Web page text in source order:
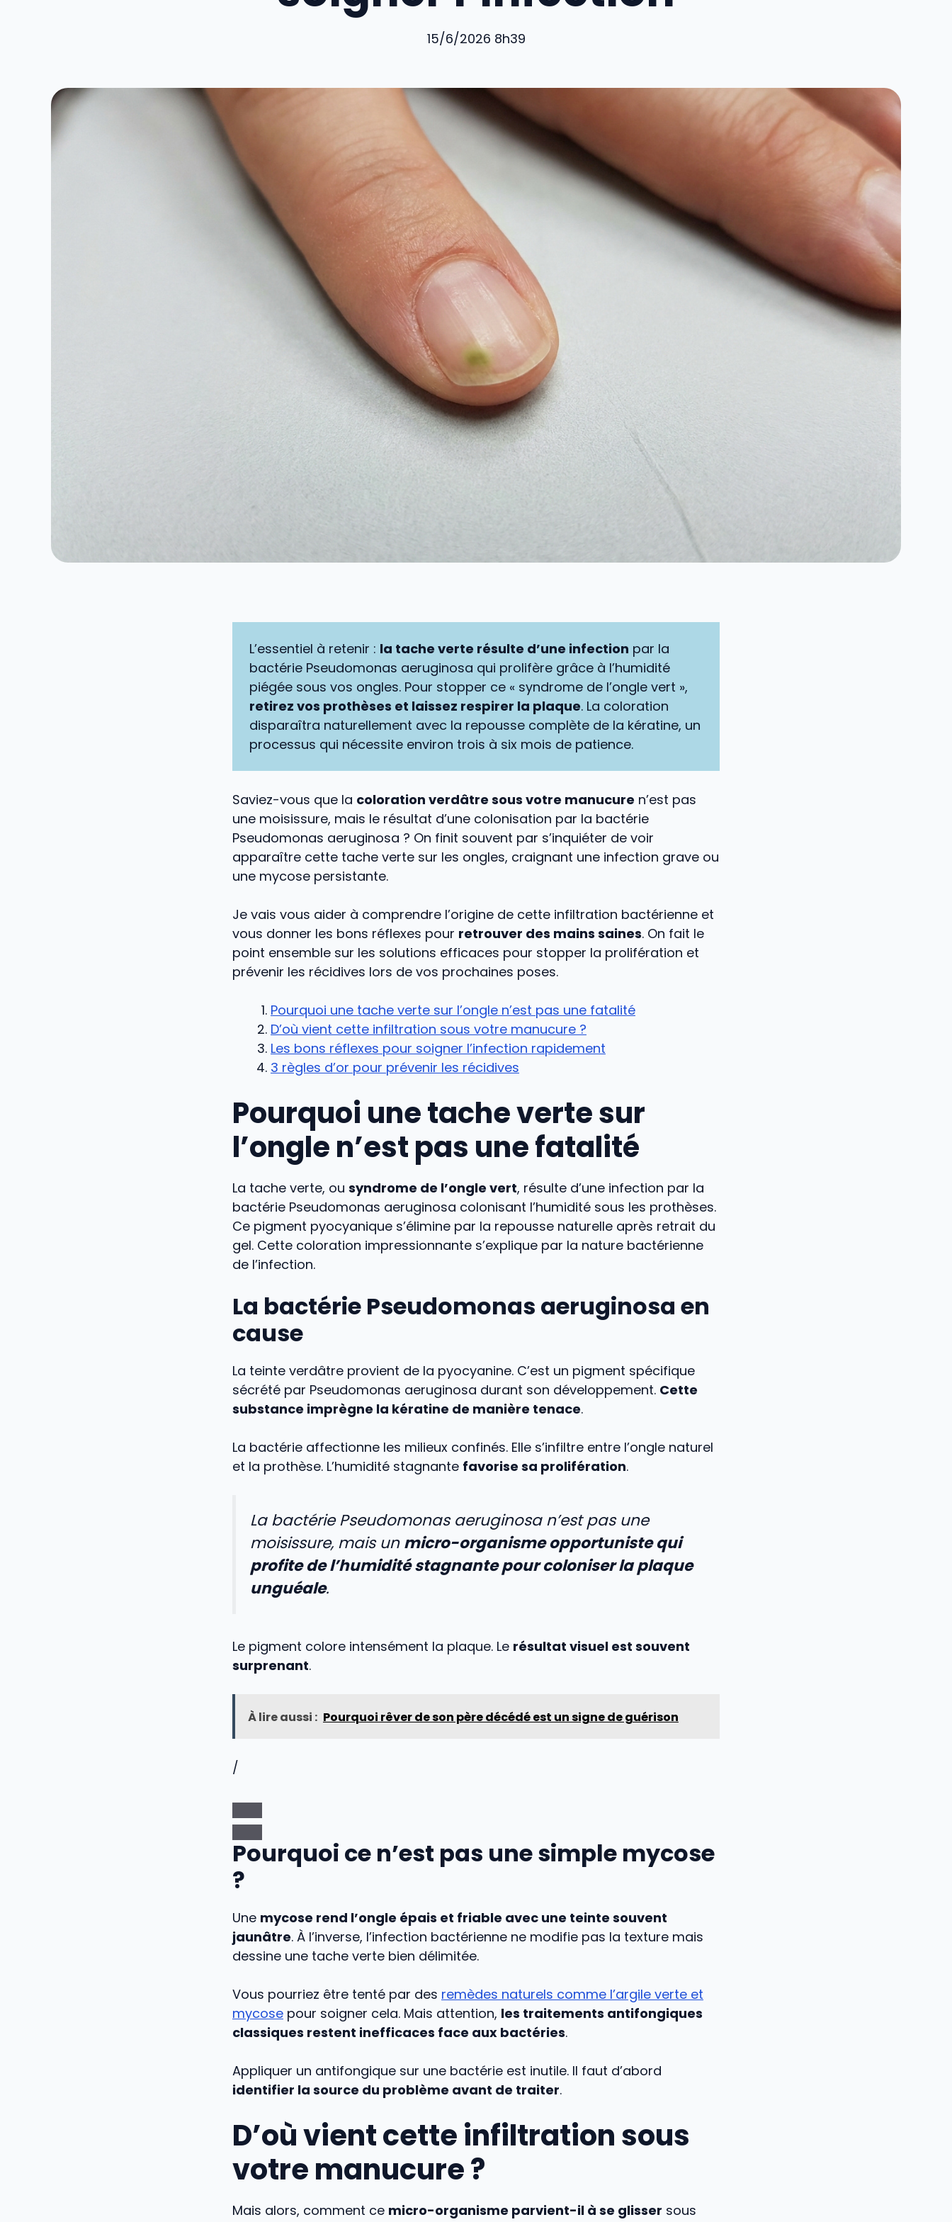
15/6/2026 8h39
L’essentiel à retenir : la tache verte résulte d’une infection par la
bactérie Pseudomonas aeruginosa qui prolifère grâce à l’humidité
piégée sous vos ongles. Pour stopper ce « syndrome de l’ongle vert »,
retirez vos prothèses et laissez respirer la plaque. La coloration
disparaîtra naturellement avec la repousse complète de la kératine, un
processus qui nécessite environ trois à six mois de patience.
Saviez-vous que la coloration verdâtre sous votre manucure n’est pas
une moisissure, mais le résultat d’une colonisation par la bactérie
Pseudomonas aeruginosa ? On finit souvent par s’inquiéter de voir
apparaître cette tache verte sur les ongles, craignant une infection grave ou
une mycose persistante.
Je vais vous aider à comprendre l’origine de cette infiltration bactérienne et
vous donner les bons réflexes pour retrouver des mains saines. On fait le
point ensemble sur les solutions efficaces pour stopper la prolifération et
prévenir les récidives lors de vos prochaines poses.
Pourquoi une tache verte sur l’ongle n’est pas une fatalité
D’où vient cette infiltration sous votre manucure ?
Les bons réflexes pour soigner l’infection rapidement
3 règles d’or pour prévenir les récidives
Pourquoi une tache verte sur
l’ongle n’est pas une fatalité
La tache verte, ou syndrome de l’ongle vert, résulte d’une infection par la
bactérie Pseudomonas aeruginosa colonisant l’humidité sous les prothèses.
Ce pigment pyocyanique s’élimine par la repousse naturelle après retrait du
gel. Cette coloration impressionnante s’explique par la nature bactérienne
de l’infection.
La bactérie Pseudomonas aeruginosa en
cause
La teinte verdâtre provient de la pyocyanine. C’est un pigment spécifique
sécrété par Pseudomonas aeruginosa durant son développement. Cette
substance imprègne la kératine de manière tenace.
La bactérie affectionne les milieux confinés. Elle s’infiltre entre l’ongle naturel
et la prothèse. L’humidité stagnante favorise sa prolifération.
La bactérie Pseudomonas aeruginosa n’est pas une
moisissure, mais unmicro-organisme opportuniste qui
profite de l’humidité stagnante pour coloniser la plaque
unguéale.
Le pigment colore intensément la plaque. Le résultat visuel est souvent
surprenant.
À lire aussi : Pourquoi rêver de son père décédé est un signe de guérison
/
Pourquoi ce n’est pas une simple mycose
?
Une mycose rend l’ongle épais et friable avec une teinte souvent
jaunâtre. À l’inverse, l’infection bactérienne ne modifie pas la texture mais
dessine une tache verte bien délimitée.
Vous pourriez être tenté par des remèdes naturels comme l’argile verte et
mycose pour soigner cela. Mais attention, les traitements antifongiques
classiques restent inefficaces face aux bactéries.
Appliquer un antifongique sur une bactérie est inutile. Il faut d’abord
identifier la source du problème avant de traiter.
D’où vient cette infiltration sous
votre manucure ?
Mais alors, comment ce micro-organisme parvient-il à se glisser sous